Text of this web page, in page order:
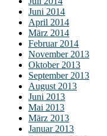
Juni 2014
April 2014
März 2014
Februar 2014
November 2013
Oktober 2013
September 2013
August 2013
Juni 2013
Mai 2013
März 2013
Januar 2013